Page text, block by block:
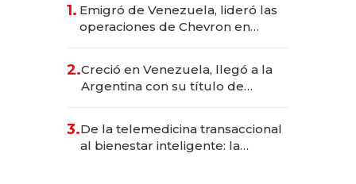
1. Emigró de Venezuela, lideró las
operaciones de Chevron en
2.Creció en Venezuela, llegó a la
Argentina con su título de
las marcas "fast premium"
3.De la telemedicina transaccional
al bienestar inteligente: la